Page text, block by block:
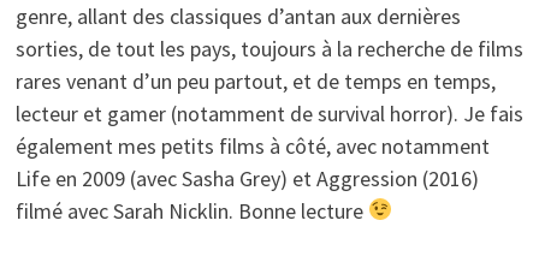
genre, allant des classiques d’antan aux dernières
sorties, de tout les pays, toujours à la recherche de films
rares venant d’un peu partout, et de temps en temps,
lecteur et gamer (notamment de survival horror). Je fais
également mes petits films à côté, avec notamment
Life en 2009 (avec Sasha Grey) et Aggression (2016)
filmé avec Sarah Nicklin. Bonne lecture